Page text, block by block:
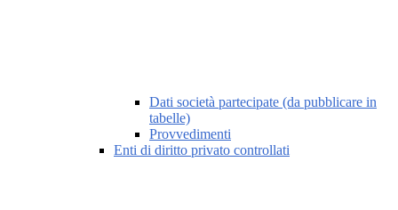
Dati società partecipate (da pubblicare in
tabelle)
Provvedimenti
Enti di diritto privato controllati